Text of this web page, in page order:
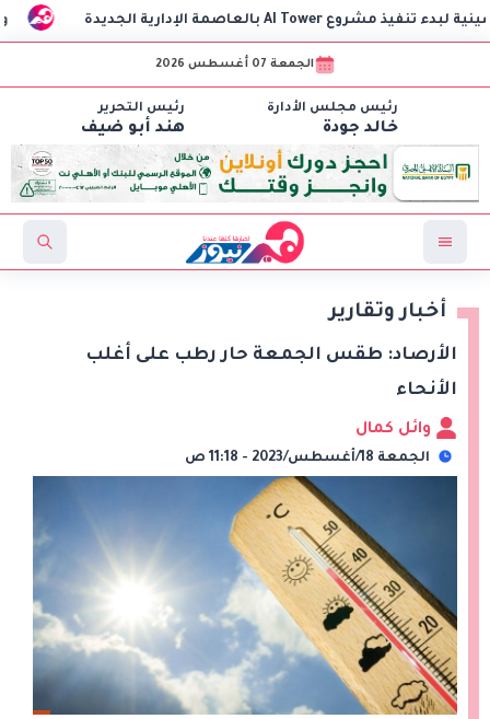
وزير
الجمعة 07 أغسطس 2026
رئيس مجلس الأدارة
خالد جودة
رئيس التحرير
هند أبو ضيف
أخبار وتقارير
الأرصاد: طقس الجمعة حار رطب على أغلب
الأنحاء
وائل كمال
الجمعة 18/أغسطس/2023 - 11:18 ص